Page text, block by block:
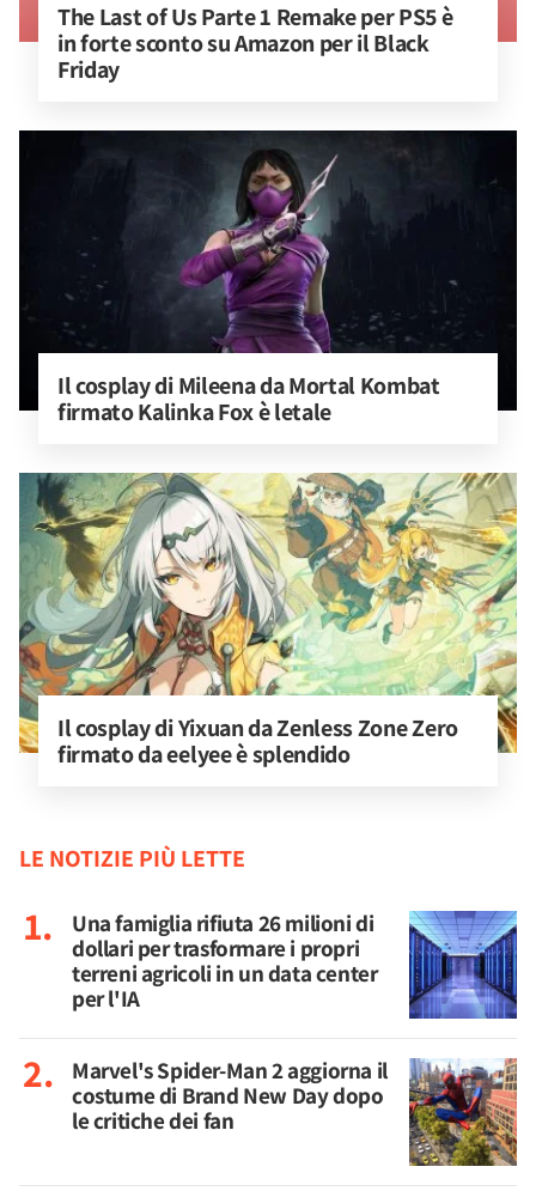
The Last of Us Parte 1 Remake per PS5 è
in forte sconto su Amazon per il Black
Friday
Il cosplay di Mileena da Mortal Kombat
firmato Kalinka Fox è letale
Il cosplay di Yixuan da Zenless Zone Zero
firmato da eelyee è splendido
LE NOTIZIE PIÙ LETTE
Una famiglia rifiuta 26 milioni di
dollari per trasformare i propri
terreni agricoli in un data center
per l'IA
Marvel's Spider-Man 2 aggiorna il
costume di Brand New Day dopo
le critiche dei fan